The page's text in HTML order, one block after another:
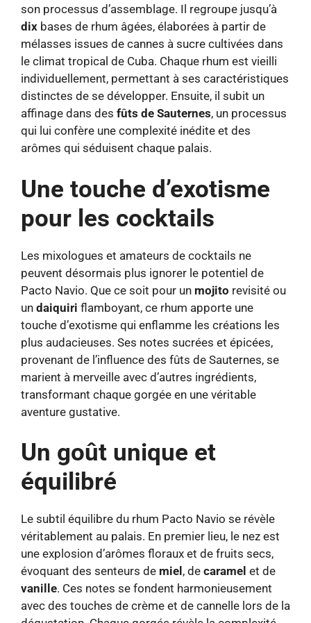
son processus d’assemblage. Il regroupe jusqu’à
dix bases de rhum âgées, élaborées à partir de
mélasses issues de cannes à sucre cultivées dans
le climat tropical de Cuba. Chaque rhum est vieilli
individuellement, permettant à ses caractéristiques
distinctes de se développer. Ensuite, il subit un
affinage dans des fûts de Sauternes, un processus
qui lui confère une complexité inédite et des
arômes qui séduisent chaque palais.
Une touche d’exotisme
pour les cocktails
Les mixologues et amateurs de cocktails ne
peuvent désormais plus ignorer le potentiel de
Pacto Navio. Que ce soit pour un mojito revisité ou
un daiquiri flamboyant, ce rhum apporte une
touche d’exotisme qui enflamme les créations les
plus audacieuses. Ses notes sucrées et épicées,
provenant de l’influence des fûts de Sauternes, se
marient à merveille avec d’autres ingrédients,
transformant chaque gorgée en une véritable
aventure gustative.
Un goût unique et
équilibré
Le subtil équilibre du rhum Pacto Navio se révèle
véritablement au palais. En premier lieu, le nez est
une explosion d’arômes floraux et de fruits secs,
évoquant des senteurs de miel , de caramel et de
vanille. Ces notes se fondent harmonieusement
avec des touches de crème et de cannelle lors de la